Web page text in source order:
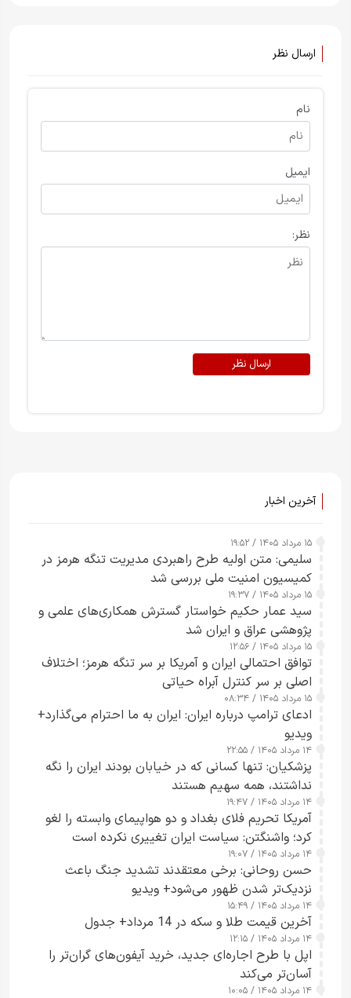
ارسال نظر
نام
ایمیل
نظر:
ارسال نظر
آخرین اخبار
۱۵ مرداد ۱۴۰۵ / ۱۹:۵۲
سلیمی: متن اولیه طرح راهبردی مدیریت تنگه هرمز در
کمیسیون امنیت ملی بررسی شد
۱۵ مرداد ۱۴۰۵ / ۱۹:۳۷
سید عمار حکیم خواستار گسترش همکاری‌های علمی و
پژوهشی عراق و ایران شد
۱۵ مرداد ۱۴۰۵ / ۱۲:۵۶
توافق احتمالی ایران و آمریکا بر سر تنگه هرمز؛ اختلاف
اصلی بر سر کنترل آبراه حیاتی
۱۵ مرداد ۱۴۰۵ / ۰۸:۳۴
ادعای ترامپ درباره ایران: ایران به ما احترام می‌گذارد+
ویدیو
۱۴ مرداد ۱۴۰۵ / ۲۲:۵۵
پزشکیان: تنها کسانی که در خیابان بودند ایران را نگه
نداشتند، همه سهیم هستند
۱۴ مرداد ۱۴۰۵ / ۱۹:۴۷
آمریکا تحریم فلای بغداد و دو هواپیمای وابسته را لغو
کرد؛ واشنگتن: سیاست ایران تغییری نکرده است
۱۴ مرداد ۱۴۰۵ / ۱۹:۰۷
حسن روحانی: برخی معتقدند تشدید جنگ باعث
نزدیک‌تر شدن ظهور می‌شود+ ویدیو
۱۴ مرداد ۱۴۰۵ / ۱۵:۴۹
آخرین قیمت طلا و سکه در 14 مرداد+ جدول
۱۴ مرداد ۱۴۰۵ / ۱۲:۱۵
اپل با طرح اجاره‌ای جدید، خرید آیفون‌های گران‌تر را
آسان‌تر می‌کند
۱۴ مرداد ۱۴۰۵ / ۱۰:۰۵